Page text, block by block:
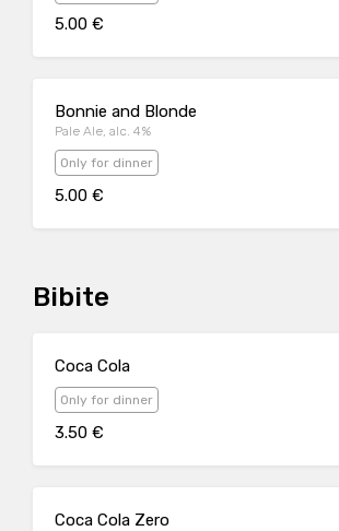
5.00 €
Bonnie and Blonde
Pale Ale, alc. 4%
Only for dinner
5.00 €
Bibite
Coca Cola
Only for dinner
3.50 €
Coca Cola Zero